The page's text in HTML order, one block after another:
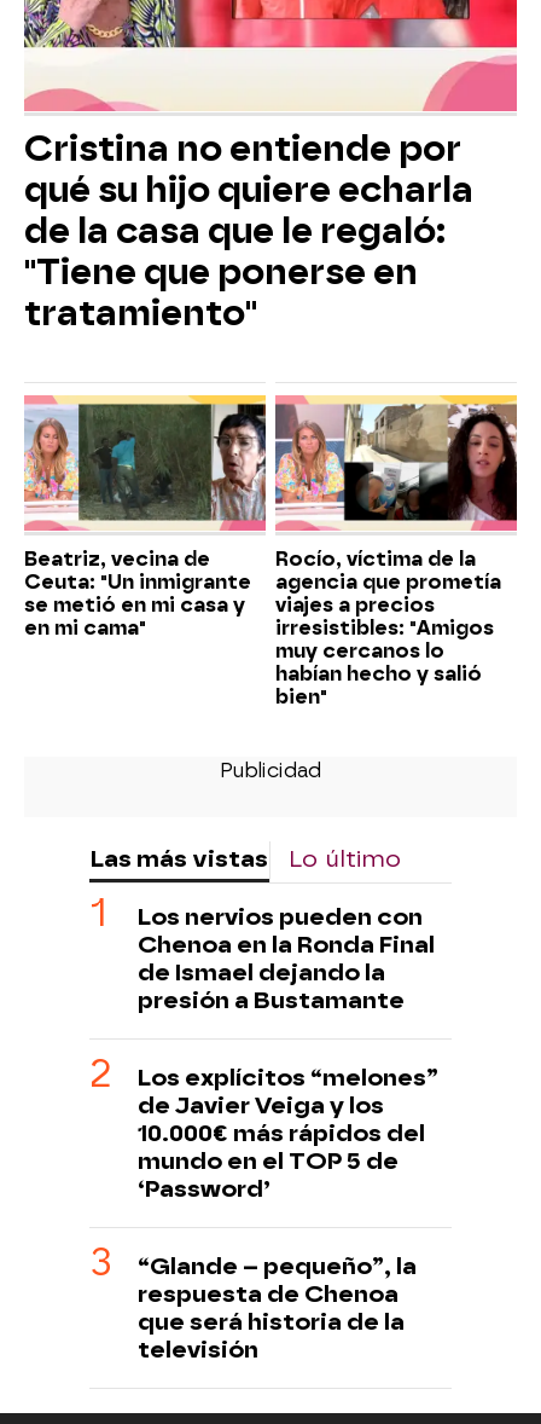
Cristina no entiende por
qué su hijo quiere echarla
de la casa que le regaló:
"Tiene que ponerse en
tratamiento"
Beatriz, vecina de
Ceuta: "Un inmigrante
se metió en mi casa y
en mi cama"
Rocío, víctima de la
agencia que prometía
viajes a precios
irresistibles: "Amigos
muy cercanos lo
habían hecho y salió
bien"
Las más vistas Lo último
Los nervios pueden con
Chenoa en la Ronda Final
de Ismael dejando la
presión a Bustamante
Los explícitos “melones”
de Javier Veiga y los
10.000€ más rápidos del
mundo en el TOP 5 de
‘Password’
“Glande – pequeño”, la
respuesta de Chenoa
que será historia de la
televisión